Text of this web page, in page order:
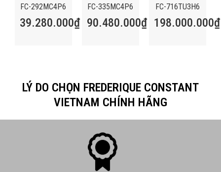
FC-292MC4P6
39.280.000₫
FC-335MC4P6
90.480.000₫
FC-716TU3H6
198.000.000₫
LÝ DO CHỌN FREDERIQUE CONSTANT
VIETNAM CHÍNH HÃNG